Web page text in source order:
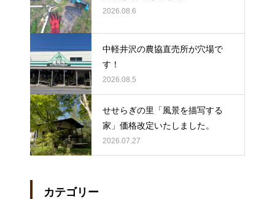
2026.08.6
中軽井沢の農協直売所が穴場で
す！
2026.08.5
せせらぎの里「風景を描写する
家」価格改定いたしました。
2026.07.27
カテゴリー